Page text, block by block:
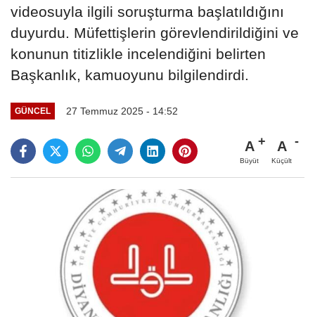
videosuyla ilgili soruşturma başlatıldığını
duyurdu. Müfettişlerin görevlendirildiğini ve
konunun titizlikle incelendiğini belirten
Başkanlık, kamuoyunu bilgilendirdi.
GÜNCEL 27 Temmuz 2025 - 14:52
A
Büyüt
A
Küçült